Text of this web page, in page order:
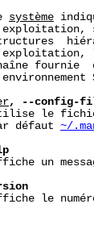
système
fournie
, --config-
le
défaut
~/
un
le